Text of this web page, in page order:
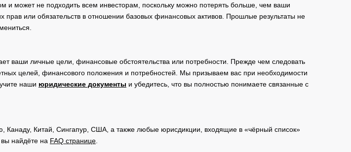
и может не подходить всем инвесторам, поскольку можно потерять больше, чем ваши
или обязательств в отношении базовых финансовых активов. Прошлые результаты не
ваши личные цели, финансовые обстоятельства или потребности. Прежде чем следовать
целей, финансового положения и потребностей. Мы призываем вас при необходимости
наши юридические документы и убедитесь, что вы полностью понимаете связанные с
Канаду, Китай, Сингапур, США, а также любые юрисдикции, входящие в «чёрный список»
найдёте на FAQ странице